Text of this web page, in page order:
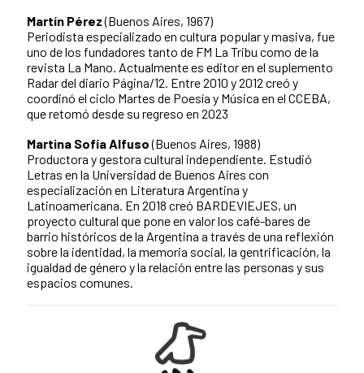
Martín Pérez(Buenos Aires, 1967)
Periodista especializado en cultura popular y masiva, fue
uno de los fundadores tanto de FM La Tribu como de la
revista La Mano. Actualmente es editor en el suplemento
Radar del diario Página/12. Entre 2010 y 2012 creó y
coordinó el ciclo Martes de Poesía y Música en el CCEBA,
que retomó desde su regreso en 2023
Martina Sofía Alfuso(Buenos Aires, 1988)
Productora y gestora cultural independiente. Estudió
Letras en la Universidad de Buenos Aires con
especialización en Literatura Argentina y
Latinoamericana. En 2018 creó BARDEVIEJES, un
proyecto cultural que pone en valor los café-bares de
barrio históricos de la Argentina a través de una reflexión
sobre la identidad, la memoria social, la gentrificación, la
igualdad de género y la relación entre las personas y sus
espacios comunes.